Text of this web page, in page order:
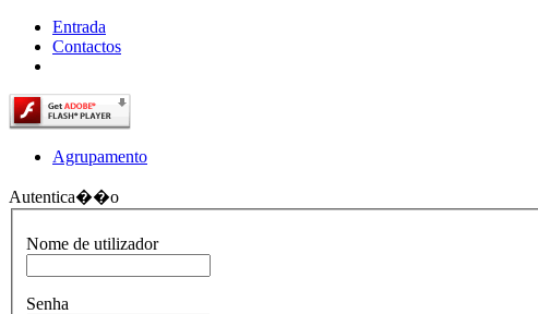
Entrada
Contactos
Agrupamento
Autentica��o
Nome de utilizador
Senha